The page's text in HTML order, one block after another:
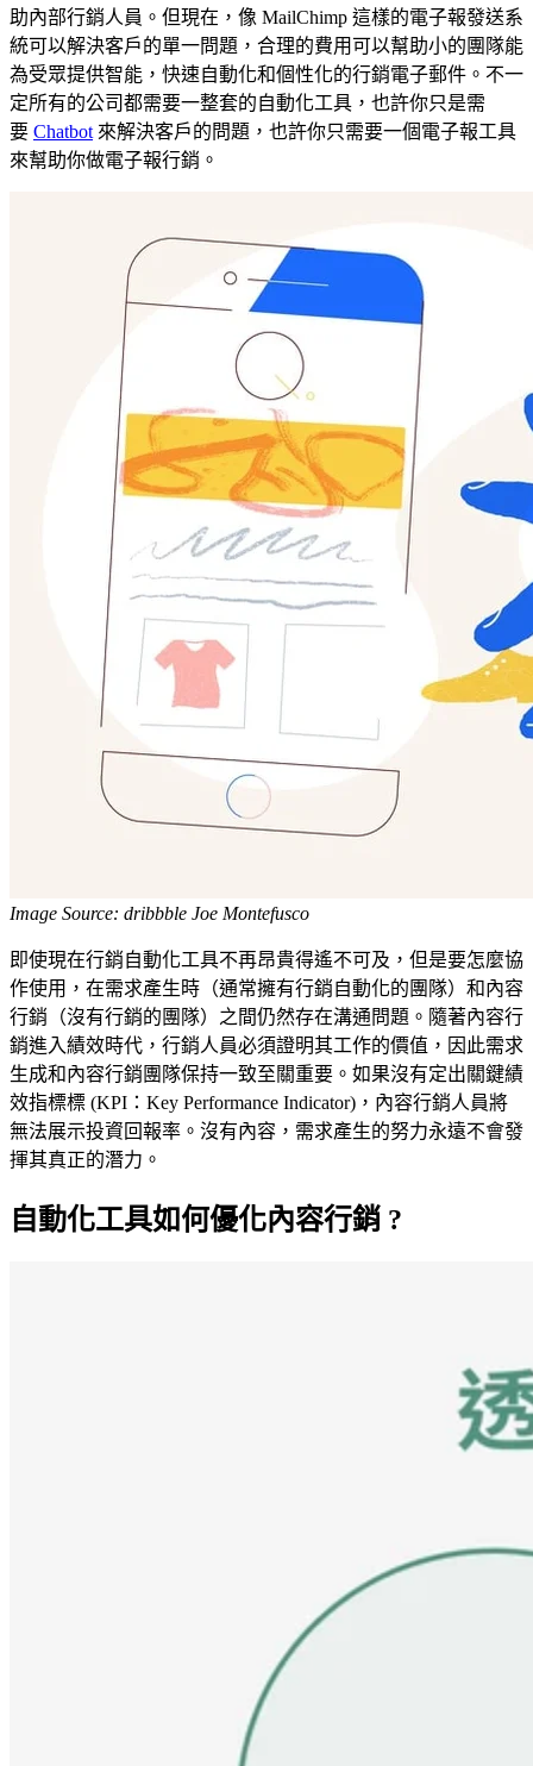
助內部行銷人員。但現在，像 MailChimp 這樣的電子報發送系
統可以解決客戶的單一問題，合理的費用可以幫助小的團隊能
為受眾提供智能，快速自動化和個性化的行銷電子郵件。不一
定所有的公司都需要一整套的自動化工具，也許你只是需
要 Chatbot 來解決客戶的問題，也許你只需要一個電子報工具
來幫助你做電子報行銷。
Image Source: dribbble Joe Montefusco
即使現在行銷自動化工具不再昂貴得遙不可及，但是要怎麼協
作使用，在需求產生時（通常擁有行銷自動化的團隊）和內容
行銷（沒有行銷的團隊）之間仍然存在溝通問題。隨著內容行
銷進入績效時代，行銷人員必須證明其工作的價值，因此需求
生成和內容行銷團隊保持一致至關重要。如果沒有定出關鍵績
效指標標 (KPI：Key Performance Indicator)，內容行銷人員將
無法展示投資回報率。沒有內容，需求產生的努力永遠不會發
揮其真正的潛力。
自動化工具如何優化內容行銷 ?